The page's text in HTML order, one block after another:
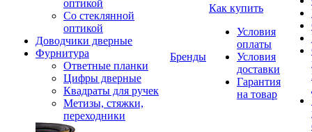
оптикой
Со стеклянной
оптикой
Доводчики дверные
Фурнитура
Ответные планки
Цифры дверные
Квадраты для ручек
Метизы, стяжки,
переходники
Бренды
Как купить
Условия
оплаты
Условия
доставки
Гарантия
на товар